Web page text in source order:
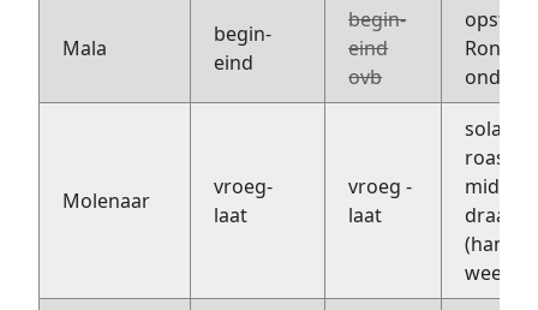
Mala
begin-
eind
begin-
eind
ovb
Molenaar
vroeg-
laat
vroeg -
laat
solar
roast /
(hangt
weer